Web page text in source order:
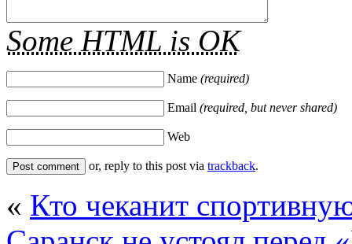
Some HTML is OK
Name (required)
Email (required, but never shared)
Web
or, reply to this post via trackback.
« Кто чеканит